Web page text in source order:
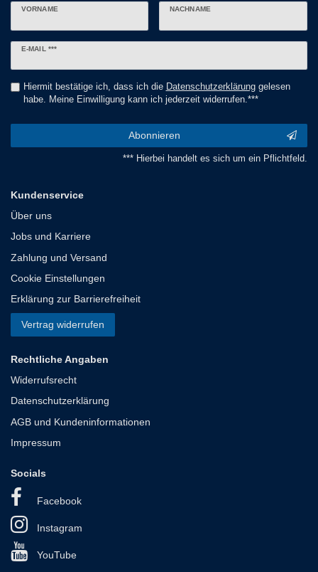
VORNAME NACHNAME
E-MAIL ***
Newsletter
Hiermit bestätige ich, dass ich die Daten­schutz­erklärunggelesen
habe. Meine Einwilligung kann ich jederzeit widerrufen.***
Abonnieren
*** Hierbei handelt es sich um ein Pflichtfeld.
Kundenservice
Über uns
Jobs und Karriere
Zahlung und Versand
Cookie Einstellungen
Erklärung zur Barrierefreiheit
Vertrag widerrufen
Rechtliche Angaben
Widerrufsrecht
Datenschutzerklärung
AGB und Kundeninformationen
Impressum
Socials
Facebook
Instagram
YouTube